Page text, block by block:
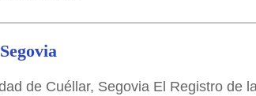
de Cuéllar, Segovia El Registro